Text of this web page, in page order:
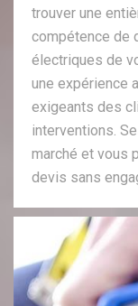
trouver une
compétence de
électriques de
une expérience
exigeants des
interventions.
marché et vous
devis sans